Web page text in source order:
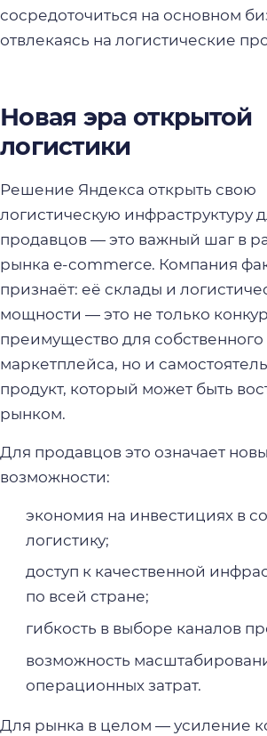
сосредоточиться на основном
отвлекаясь на логистические
Новая эра открытой
логистики
Решение Яндекса открыть свою
логистическую инфраструктуру
продавцов — это важный шаг в
рынка e-commerce. Компания
признаёт: её склады и
мощности — это не только
преимущество для собственного
маркетплейса, но и
продукт, который может быть
рынком.
Для продавцов это означает
возможности:
экономия на инвестициях в
логистику;
доступ к качественной
по всей стране;
гибкость в выборе каналов
возможность
операционных затрат.
Для рынка в целом — усиление